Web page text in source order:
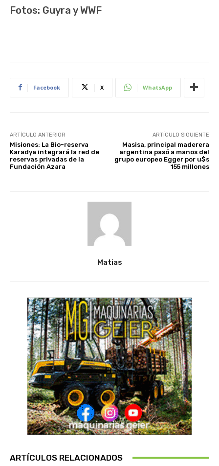
Fotos: Guyra y WWF
Facebook X WhatsApp
ARTÍCULO ANTERIOR
Misiones: La Bio-reserva
Karadya integrará la red de
reservas privadas de la
Fundación Azara
ARTÍCULO SIGUIENTE
Masisa, principal maderera
argentina pasó a manos del
grupo europeo Egger por u$s
155 millones
Matias
ARTÍCULOS RELACIONADOS